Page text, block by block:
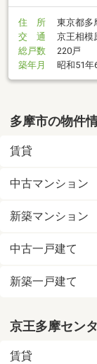
住 所
東京都多
交 通
京王相模
総戸数
220戸
築年月
昭和51年
多摩市の物件
賃貸
中古マンション
新築マンション
中古一戸建て
新築一戸建て
京王多摩セン
賃貸